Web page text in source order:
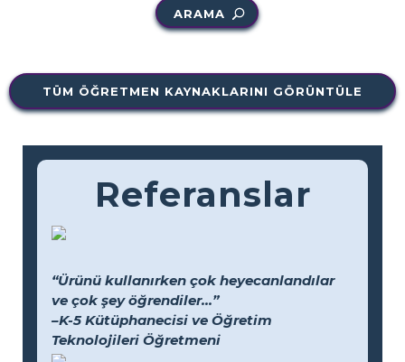
ARAMA
TÜM ÖĞRETMEN KAYNAKLARINI GÖRÜNTÜLE
Referanslar
“Ürünü kullanırken çok heyecanlandılar
ve çok şey öğrendiler...”
–K-5 Kütüphanecisi ve Öğretim
Teknolojileri Öğretmeni